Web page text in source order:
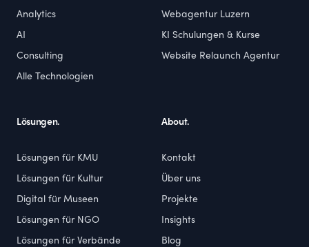
Analytics
AI
Consulting
Alle Technologien
Webagentur Luzern
KI Schulungen & Kurse
Website Relaunch Agentur
Lösungen.
Lösungen für KMU
Lösungen für Kultur
Digital für Museen
Lösungen für NGO
Lösungen für Verbände
About.
Kontakt
Über uns
Projekte
Insights
Blog